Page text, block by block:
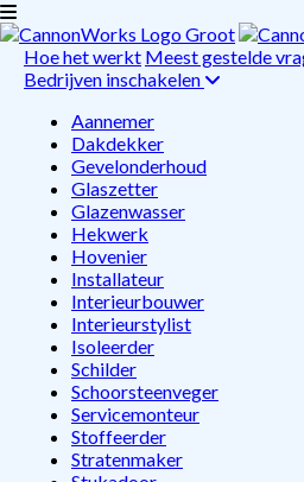
Hoe het werkt Meest gestelde
Bedrijven inschakelen
Aannemer
Dakdekker
Gevelonderhoud
Glaszetter
Glazenwasser
Hekwerk
Hovenier
Installateur
Interieurbouwer
Interieurstylist
Isoleerder
Schilder
Schoorsteenveger
Servicemonteur
Stoffeerder
Stratenmaker